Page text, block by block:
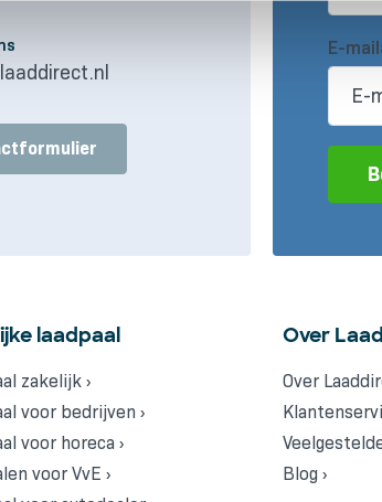
E-
laadpaal
zakelijk ›
voor bedrijven ›
voor horeca ›
voor VvE ›
Over
Over
Blog ›